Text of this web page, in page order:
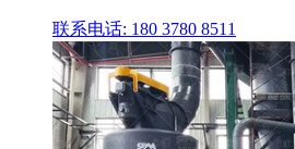
联系电话: 180 3780 8511